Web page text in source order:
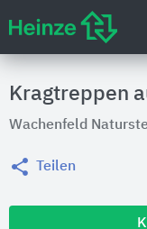
Kragtreppen
Wachenfeld
Teilen